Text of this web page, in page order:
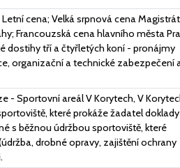
cena; Velká srpnová cena
Francouzská cena hlavního města
dostihy tří a čtyřletých koní - pronájmy
organizační a technické zabezpečení
- Sportovní areál V Korytech, V
které prokáže žadatel doklady
s běžnou údržbou sportoviště, které
drobné opravy, zajištění ochrany